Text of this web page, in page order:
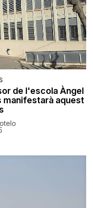
de l'escola Àngel
manifestarà aquest